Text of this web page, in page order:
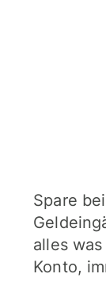
Spare
alles
Konto,